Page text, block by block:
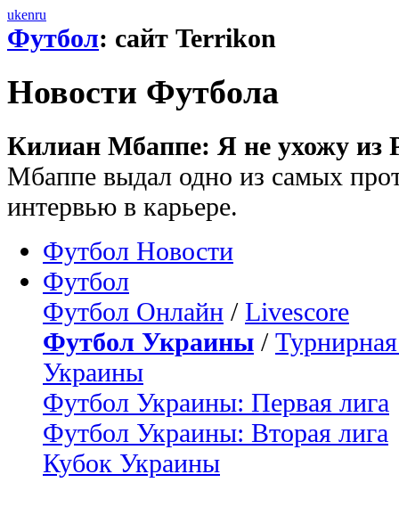
ukenru
Футбол: сайт Terrikon
Новости Футбола
Килиан Мбаппе: Я не ухожу из
Мбаппе выдал одно из самых
интервью в карьере.
Футбол Новости
Футбол
Футбол Онлайн / Livescore
Футбол Украины /
Украины
Футбол Украины: Первая лига
Футбол Украины: Вторая лига
Кубок Украины